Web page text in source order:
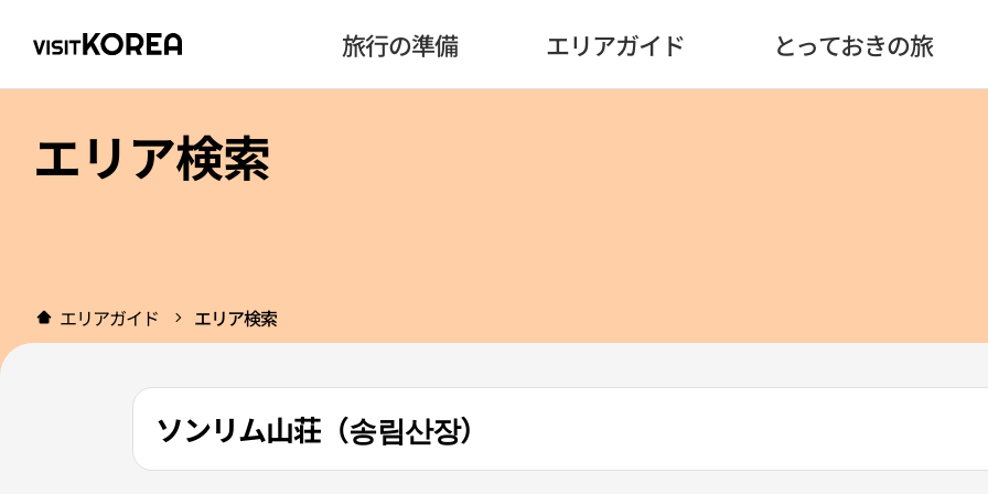
旅行の準備 エリアガイド とっておきの旅
エリア検索
エリアガイド エリア検索
ソンリム山荘（송림산장）